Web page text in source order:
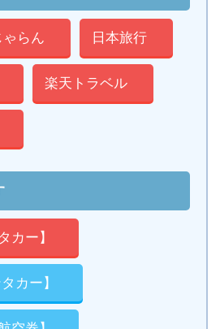
ゃらん 日本旅行
楽天トラベル
カー】
カー】